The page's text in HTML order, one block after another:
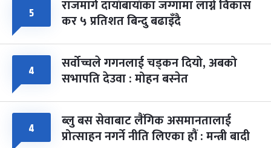
५ राजमार्ग दायाँबायाँका जग्गामा लाग्ने विकास
कर ५ प्रतिशत बिन्दु बढाइँदै
४ सर्वोच्चले गगनलाई चड्कन दियो, अबको
सभापति देउवा : मोहन बस्नेत
४ ब्लु बस सेवाबाट लैंगिक असमानतालाई
प्रोत्साहन नगर्ने नीति लिएका हौं : मन्त्री बादी